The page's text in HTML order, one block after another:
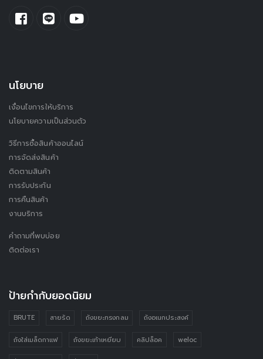
นโยบาย
เงื่อนไขการให้บริการ
นโยบายความเป็นส่วนตัว
วิธีการซื้อสินค้าออนไลน์
การจัดส่งสินค้า
ติดตามสินค้า
การรับประกัน
การคืนสินค้า
งานบริการ
คำถามที่พบบ่อย
ติดต่อเรา
ป้ายกำกับยอดนิยม
BRUTE สายรัด ถังขยะทรงกลม ถังอเนกประสงค์
ถังใส่เมล็ดกาแฟ ถังขยะเท้าเหยียบ คลิปล็อค weloc